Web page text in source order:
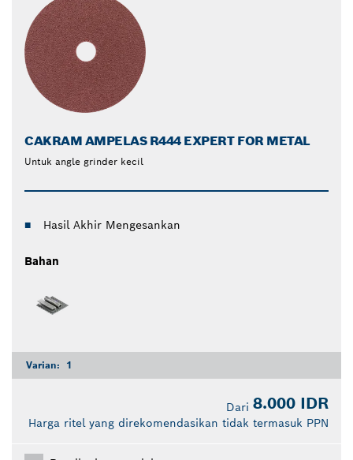
CAKRAM AMPELAS R444 EXPERT FOR METAL
Untuk angle grinder kecil
Hasil Akhir Mengesankan
Bahan
Varian: 1
Dari 8.000 IDR
Harga ritel yang direkomendasikan tidak termasuk PPN